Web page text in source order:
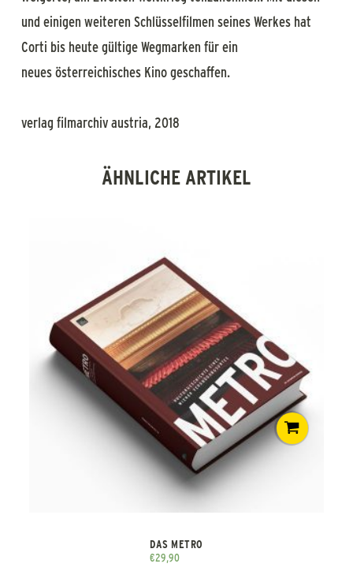
und einigen weiteren Schlüsselfilmen seines Werkes hat
Corti bis heute gültige Wegmarken für ein
neues österreichisches Kino geschaffen.
verlag filmarchiv austria, 2018
ÄHNLICHE ARTIKEL
DAS METRO
€29,90